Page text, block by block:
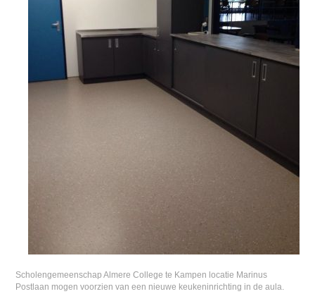
Scholengemeenschap Almere College te Kampen locatie Marinus
Postlaan mogen voorzien van een nieuwe keukeninrichting in de aula.